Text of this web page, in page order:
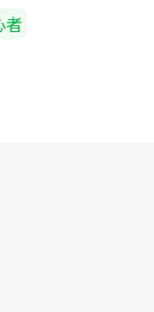
者